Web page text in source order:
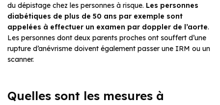
du dépistage chez les personnes à risque. Les personnes
diabétiques de plus de 50 ans par exemple sont
appelées à effectuer un examen par doppler de l’aorte.
Les personnes dont deux parents proches ont souffert d’une
rupture d’anévrisme doivent également passer une IRM ou un
scanner.
Quelles sont les mesures à